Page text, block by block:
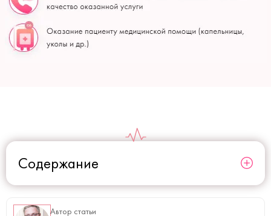
Содержание
Автор статьи